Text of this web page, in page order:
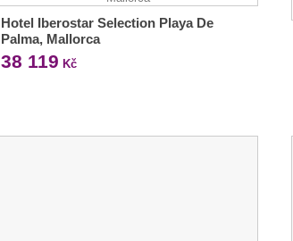
Hotel Iberostar Selection Playa De
Palma, Mallorca
38 119 Kč